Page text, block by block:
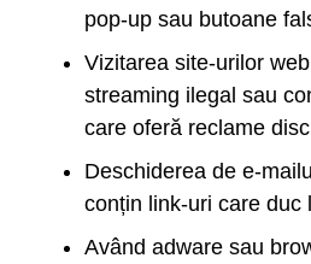
pop-up sau butoane
Vizitarea site-urilor
streaming ilegal sau
care oferă reclame
Deschiderea de e-
conțin link-uri care duc
Având adware sau